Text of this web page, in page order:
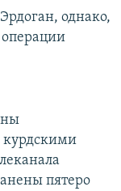
однако,
курдскими
пятеро